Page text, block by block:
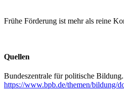
Frühe Förderung ist mehr als reine
Quellen
Bundeszentrale für politische
https://www.bpb.de/themen/bildung/